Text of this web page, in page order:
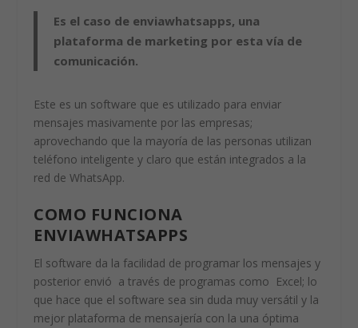
Es el caso de enviawhatsapps, una
plataforma de marketing por esta vía de
comunicación.
Este es un software que es utilizado para enviar
mensajes masivamente por las empresas;
aprovechando que la mayoría de las personas utilizan
teléfono inteligente y claro que están integrados a la
red de WhatsApp.
COMO FUNCIONA
ENVIAWHATSAPPS
El software da la facilidad de programar los mensajes y
posterior envió a través de programas como Excel; lo
que hace que el software sea sin duda muy versátil y la
mejor plataforma de mensajería con la una óptima